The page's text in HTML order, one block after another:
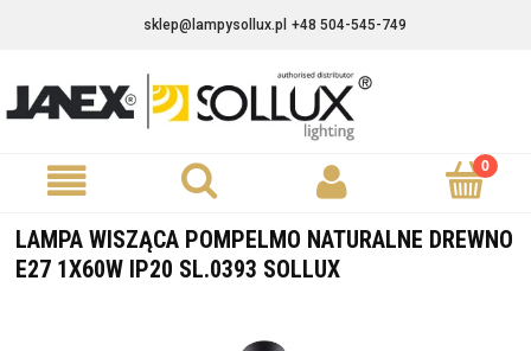
sklep@lampysollux.pl +48 504-545-749
LAMPA WISZĄCA POMPELMO NATURALNE DREWNO
E27 1X60W IP20 SL.0393 SOLLUX